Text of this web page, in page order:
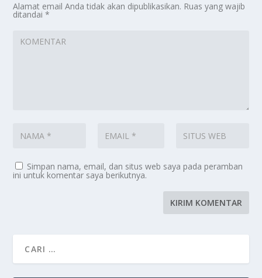
Alamat email Anda tidak akan dipublikasikan. Ruas yang wajib
ditandai*
Simpan nama, email, dan situs web saya pada peramban
ini untuk komentar saya berikutnya.